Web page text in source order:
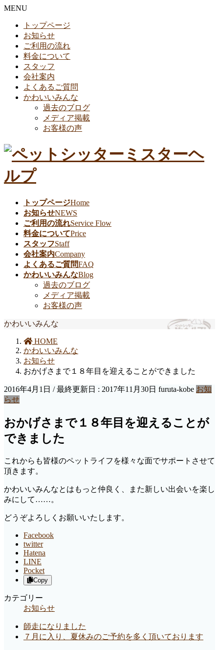
MENU
トップページ
お知らせ
ご利用の流れ
料金について
スタッフ
会社案内
よくあるご質問
かわいいみんな
過去のブログ
メディア掲載
お客様の声
トップページHome
お知らせNEWS
ご利用の流れService Flow
料金についてPrice
スタッフStaff
会社案内Company
よくあるご質問FAQ
かわいいみんなBlog
過去のブログ
メディア掲載
お客様の声
かわいいみんな
HOME
かわいいみんな
お知らせ
おかげさまで１８年目を迎えることができました
2016年4月1日 / 最終更新日 : 2017年11月30日 furuta-kobe お知
らせ
おかげさまで１８年目を迎えることが
できました
これからも皆様のペットライフを様々な面でサポートさせて
頂きます。
かわいいみんなとはもっと仲良く、また新しい出会いを楽し
みにして……。
どうぞよろしくお願いいたします。
Facebook
twitter
Hatena
LINE
Pocket
Copy
カテゴリー
お知らせ
師走になりました
７月に入り、夏休みのご予約を多く頂いております